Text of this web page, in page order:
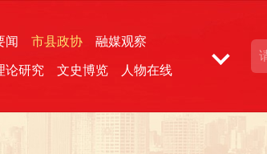
闻 市县政协 融媒观察
论研究 文史博览 人物在线